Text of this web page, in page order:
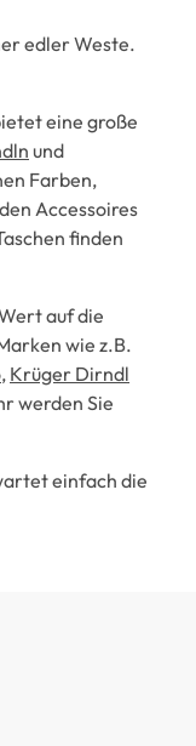
edler Weste.
eine große
und
Farben,
Accessoires
finden
auf die
wie z.B.
, Krüger Dirndl
werden Sie
einfach die